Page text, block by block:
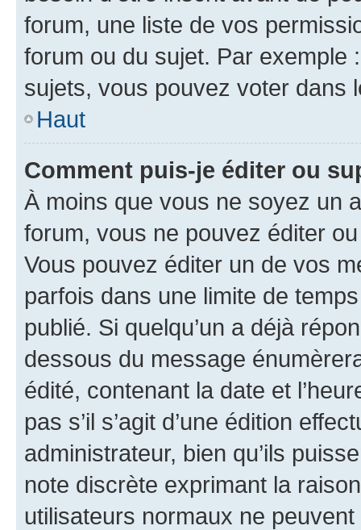
forum, une liste de vos
forum ou du sujet. Par exemple
sujets, vous pouvez voter dans
Haut
Comment puis-je éditer ou
À moins que vous ne soyez un
forum, vous ne pouvez éditer
Vous pouvez éditer un de vos
parfois dans une limite de
publié. Si quelqu’un a déjà
dessous du message
édité, contenant la date et
pas s’il s’agit d’une édition
administrateur, bien qu’ils
note discrète exprimant la
utilisateurs normaux ne